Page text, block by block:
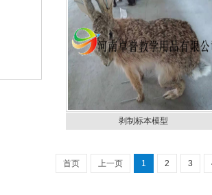
剥制标本模型
首页 上一页 1 2 3